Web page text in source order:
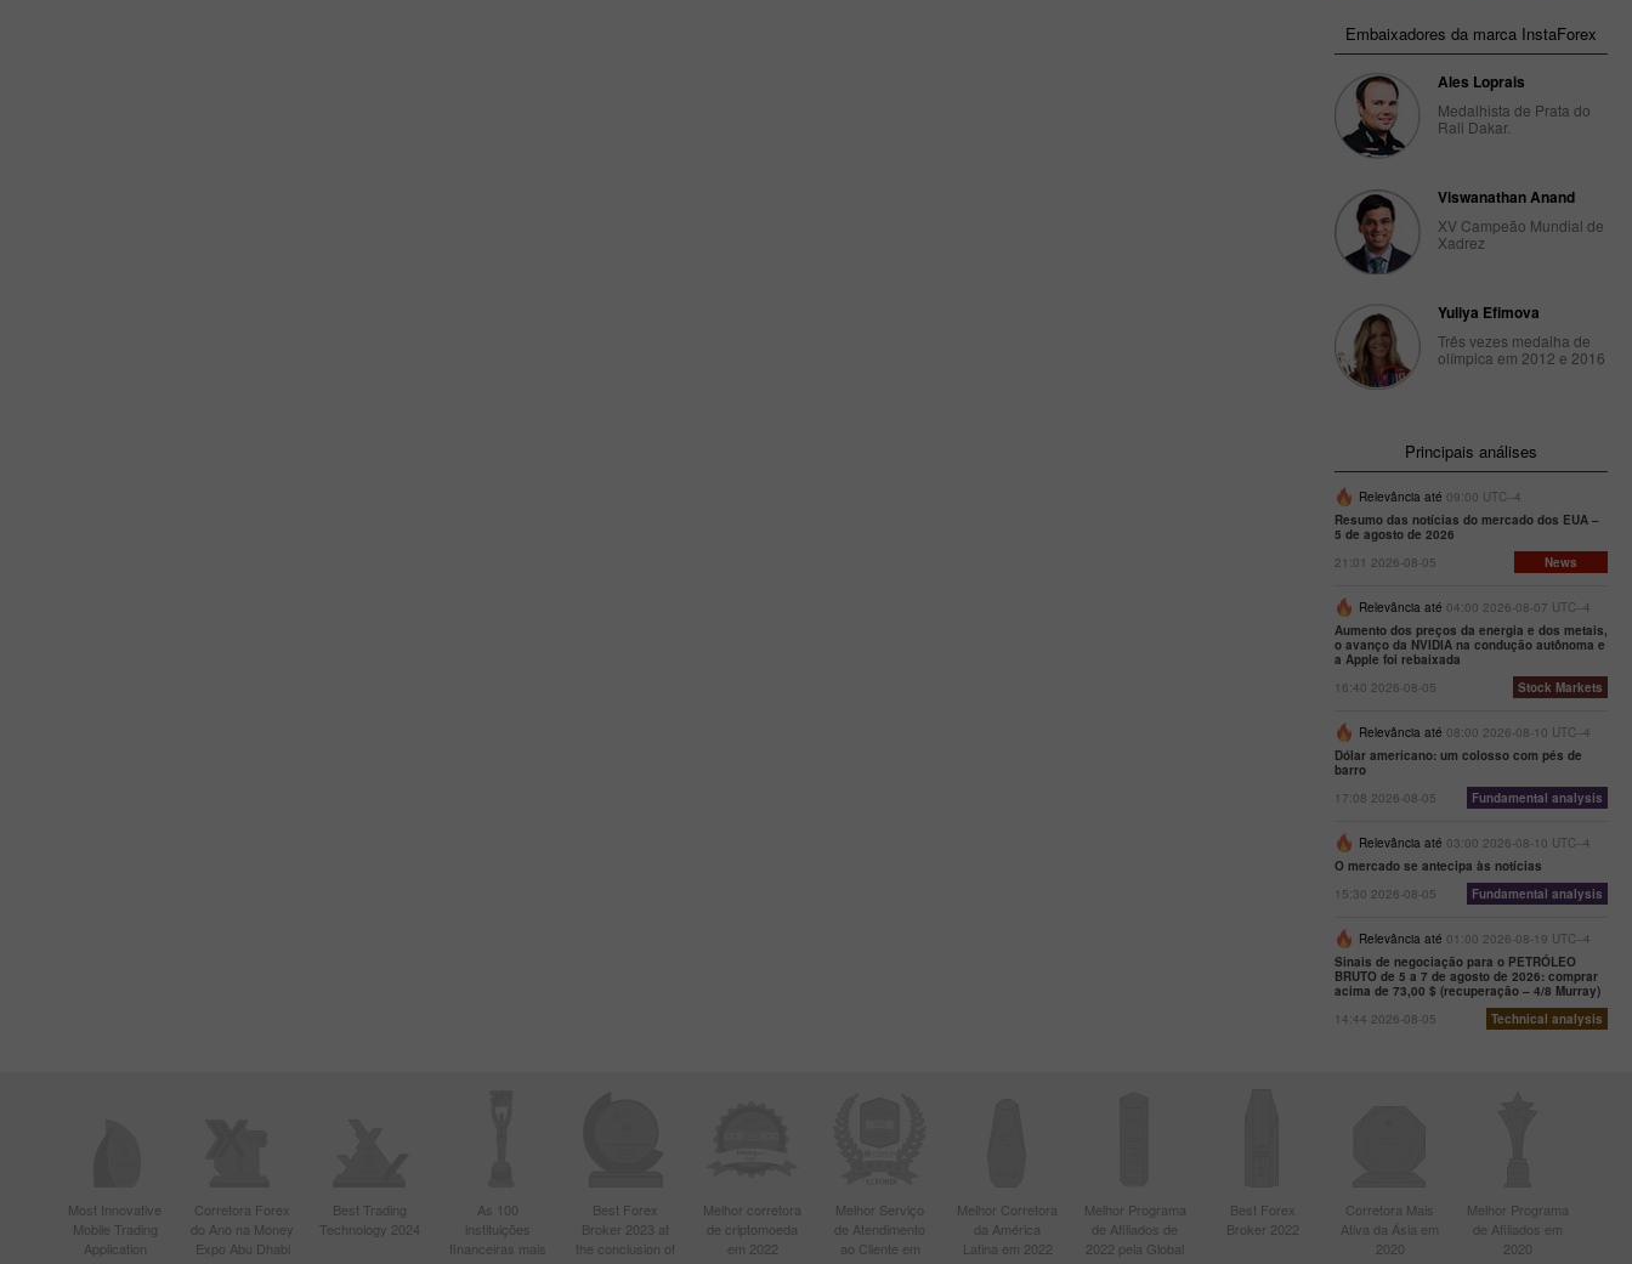
Embaixadores da marca InstaForex
Ales Loprais
Medalhista de Prata do
Rali Dakar.
Viswanathan Anand
XV Campeão Mundial de
Xadrez
Yuliya Efimova
Três vezes medalha de
olímpica em 2012 e 2016
Principais análises
Relevância até 09:00 UTC--4
Resumo das notícias do mercado dos EUA –
5 de agosto de 2026
21:01 2026-08-05
News
Relevância até 04:00 2026-08-07 UTC--4
Aumento dos preços da energia e dos metais,
o avanço da NVIDIA na condução autônoma e
a Apple foi rebaixada
16:40 2026-08-05
Stock Markets
Relevância até 08:00 2026-08-10 UTC--4
Dólar americano: um colosso com pés de
barro
17:08 2026-08-05
Fundamental analysis
Relevância até 03:00 2026-08-10 UTC--4
O mercado se antecipa às notícias
15:30 2026-08-05
Fundamental analysis
Relevância até 01:00 2026-08-19 UTC--4
Sinais de negociação para o PETRÓLEO
BRUTO de 5 a 7 de agosto de 2026: comprar
acima de 73,00 $ (recuperação – 4/8 Murray)
14:44 2026-08-05
Technical analysis
Most Innovative
Mobile Trading
Application
Corretora Forex
do Ano na Money
Expo Abu Dhabi
Best Trading
Technology 2024
As 100
instituições
financeiras mais
Best Forex
Broker 2023 at
the conclusion of
Melhor corretora
de criptomoeda
em 2022
Melhor Serviço
de Atendimento
ao Cliente em
Melhor Corretora
da América
Latina em 2022
Melhor Programa
de Afiliados de
2022 pela Global
Best Forex
Broker 2022
Corretora Mais
Ativa da Ásia em
2020
Melhor Programa
de Afiliados em
2020